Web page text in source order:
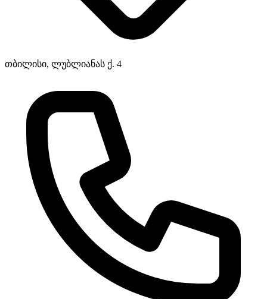
თბილისი, ლუბლიანას ქ. 4